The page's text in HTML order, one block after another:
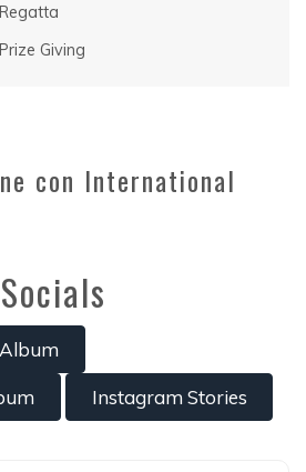
con International
Instagram Stories
Giving